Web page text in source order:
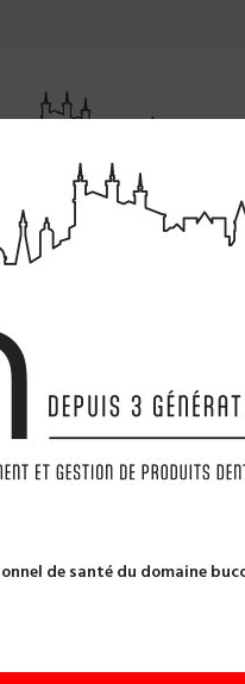
de santé du domaine
LABORATOIRE